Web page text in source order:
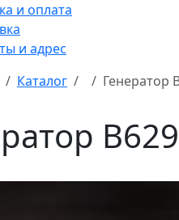
и оплата
и адрес
Каталог Генератор